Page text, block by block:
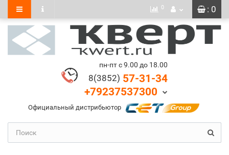
: 0
0
пн-пт с 9.00 до 18.00
8(3852) 57-31-34
+79237537300
Официальный дистрибьютор